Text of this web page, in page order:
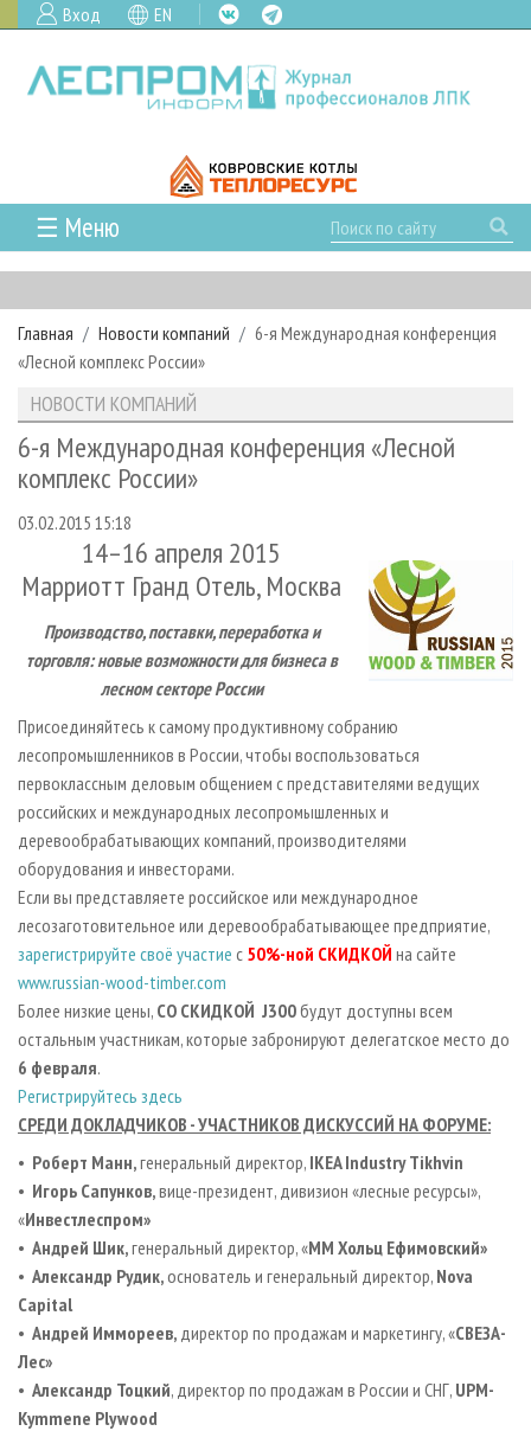
Вход EN
☰ Меню
ГЛАВНАЯ
РУБРИКИ И ТЕМЫ
РУБРИКИ ЖУРНАЛА
ЛЕСНОЕ ХОЗЯЙСТВО
ЛЕСОЗАГОТОВКА
ЛЕСОПИЛЕНИЕ
СУШКА ДРЕВЕСИНЫ
ПРОИЗВОДСТВО ДРЕВЕСНЫХ ПЛИТ
ДЕРЕВЯННОЕ ДОМОСТРОЕНИЕ
ПРОИЗВОДСТВО МЕБЕЛИ
БИОЭНЕРГЕТИКА
ЦБП
ИНСТРУМЕНТ И МАТЕРИАЛЫ
НОВОСТИ
КАЛЕНДАРЬ СОБЫТИЙ
НОВОСТИ ЛПК
НОВОСТИ ЖУРНАЛА
ПРОЕКТЫ ЛПИ
АНАЛИТИКА
ПРЕДПРИЯТИЯ ЛПК
ПЕРСОНЫ
МОБИЛЬНЫЕ ВЫСТАВКИ
ОФИЦИАЛЬНЫЕ ДЕЛЕГАЦИИ
ПРИОРИТЕТНЫЕ ИНВЕСТПРОЕКТЫ
RUSSIAN FORESTRY REVIEW
ГАЗЕТА ЛЕСПРОМФОРУМ
БИБЛИОТЕКА СПЕЦИАЛИСТА
АРХИВ
АРХИВ ЖУРНАЛОВ
О ЖУРНАЛЕ
ПОДПИСКА
КОНТАКТЫ
РЕКЛАМОДАТЕЛЯМ
РЕКЛАМА
РЕКЛАМА НА САЙТЕ
Главная Новости компаний
6-я Международная конференция
«Лесной комплекс России»
НОВОСТИ КОМПАНИЙ
6-я Международная конференция «Лесной
комплекс России»
03.02.2015 15:18
14–16 апреля 2015
Марриотт Гранд Отель,Mосква
Производство, поставки, переработка и
торговля: новые возможности для бизнеса в
лесном секторе России
Присоединяйтесь к самому продуктивному собранию
лесопромышленников в России, чтобы воспользоваться
первоклассным деловым общением с представителями ведущих
российских и международных лесопромышленных и
деревообрабатывающих компаний, производителями
оборудования и инвесторами.
Если вы представляете российское или международное
лесозаготовительное или деревообрабатывающее предприятие,
зарегистрируйте своё участие с 50%-ной СКИДКОЙ на сайте
www.russian-wood-timber.com
Более низкие цены, СО СКИДКОЙ Ј300будут доступны всем
остальным участникам, которые забронируют делегатское место до
6 февраля.
Регистрируйтесь здесь
СРЕДИ ДОКЛАДЧИКОВ - УЧАСТНИКОВ ДИСКУССИЙ НА ФОРУМЕ:
• Роберт Манн,генеральный директор, IKEA Industry Tikhvin
• Игорь Сапунков,вице-президент, дивизион «лесные ресурсы»,
«Инвестлеспром»
• Андрей Шик,генеральный директор, «MM Хольц Ефимовский»
• Александр Рудик,основатель и генеральный директор, Nova
Capital
• Андрей Иммореев, директор по продажам и маркетингу, «СВЕЗА-
Лес»
• Александр Тоцкий, директор по продажам в России и СНГ, UPM-
Kymmene Plywood